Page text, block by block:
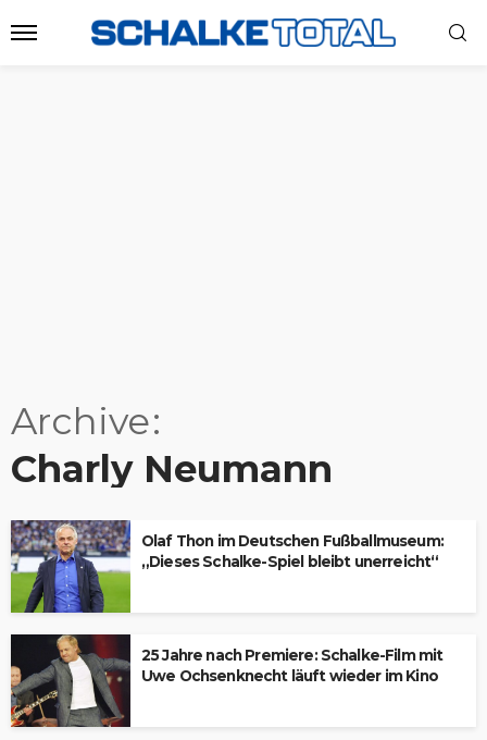
Archive
Charly Neumann
Olaf Thon im Deutschen Fußballmuseum:
„Dieses Schalke-Spiel bleibt unerreicht“
25 Jahre nach Premiere: Schalke-Film mit
Uwe Ochsenknecht läuft wieder im Kino